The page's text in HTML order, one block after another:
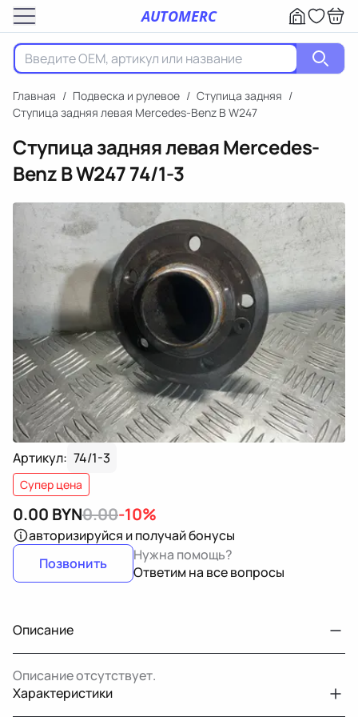
AUTOMERC
Главная / Подвеска и рулевое / Ступица задняя /
Ступица задняя левая Mercedes-Benz B W247
Ступица задняя левая Mercedes-
Benz B W24774/1-3
Артикул: 74/1-3
Супер цена
0.00 BYN0.00-10%
авторизируйся и получай бонусы
Позвонить
Нужна помощь?
Ответим на все вопросы
Описание
Описание отсутствует.
Характеристики